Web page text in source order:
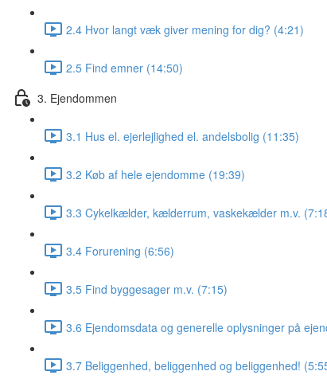
2.4 Hvor langt væk giver mening for dig? (4:21)
2.5 Find emner (14:50)
3. Ejendommen
3.1 Hus el. ejerlejlighed el. andelsbolig (11:35)
3.2 Køb af hele ejendomme (19:39)
3.3 Cykelkælder, kælderrum, vaskekælder m.v.
3.4 Forurening (6:56)
3.5 Find byggesager m.v. (7:15)
3.6 Ejendomsdata og generelle oplysninger på
3.7 Beliggenhed, beliggenhed og beliggenhed!